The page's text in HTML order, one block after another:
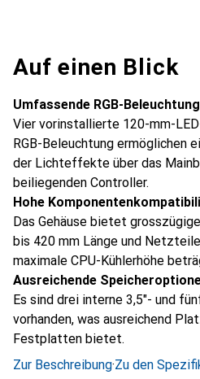
Auf einen Blick
Umfassende RGB-Beleuchtung
Vier vorinstallierte 120-mm-
RGB-Beleuchtung ermöglichen
der Lichteffekte über das
beiliegenden Controller.
Hohe
Das Gehäuse bietet
bis 420 mm Länge und
maximale CPU-Kühlerhöhe
Ausreichende
Es sind drei interne 3,5"- und
vorhanden, was ausreichend
Festplatten bietet.
Zur Beschreibung·Zu den